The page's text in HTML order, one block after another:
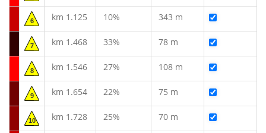
6 km 1.125 10% 343 m
7 km 1.468 33% 78 m
8 km 1.546 27% 108 m
9 km 1.654 22% 75 m
10 km 1.728 25% 70 m